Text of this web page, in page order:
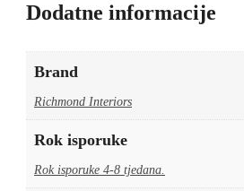
Dodatne informacije
Brand
Richmond Interiors
Rok isporuke
Rok isporuke 4-8 tjedana.